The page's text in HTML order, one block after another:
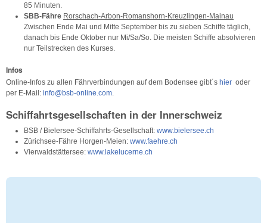
85 Minuten.
SBB-Fähre Rorschach-Arbon-Romanshorn-Kreuzlingen-Mainau
Zwischen Ende Mai und Mitte September bis zu sieben Schiffe täglich,
danach bis Ende Oktober nur Mi/Sa/So. Die meisten Schiffe absolvieren
nur Teilstrecken des Kurses.
Infos
Online-Infos zu allen Fährverbindungen auf dem Bodensee gibt´s hier oder
per E-Mail: info@bsb-online.com.
Schiffahrtsgesellschaften in der Innerschweiz
BSB / Bielersee-Schiffahrts-Gesellschaft: www.bielersee.ch
Zürichsee-Fähre Horgen-Meien: www.faehre.ch
Vierwaldstättersee: www.lakelucerne.ch